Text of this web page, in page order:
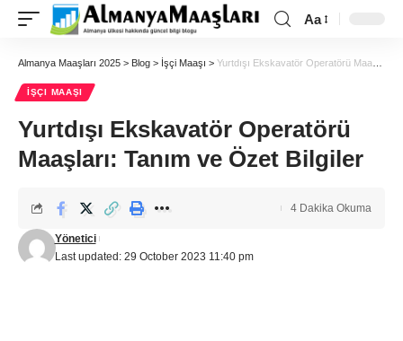
Aa
Almanya Maaşları 2025 > Blog > İşçi Maaşı > Yurtdışı Ekskavatör Operatörü Maaşları: Tanım ve Özet Bilgiler
İŞÇI MAAŞI
Yurtdışı Ekskavatör Operatörü
Maaşları: Tanım ve Özet Bilgiler
Last updated: 29 October 2023 11:40 pm
Yönetici
4 Dakika Okuma